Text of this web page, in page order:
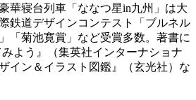
華寝台列車「ななつ星in九州」は大
鉄道デザインコンテスト「ブルネル
「菊池寛賞」など受賞多数。著書に
みよう』（集英社インターナショナ
イン＆イラスト図鑑』（玄光社）な